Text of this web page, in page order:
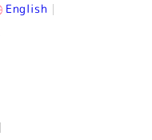
English